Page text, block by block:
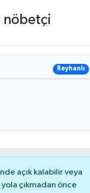
nöbetçi
Reyhanlı
açık kalabilir veya
çıkmadan önce